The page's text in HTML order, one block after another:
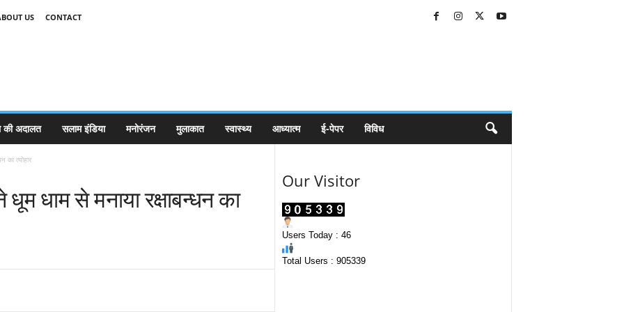
US
CONTACT
की अदालत सलाम इंडिया मनोरंजन मुलाकात स्वास्थ्य आध्यात्म ई-पेपर विविध
का त्योहार
धाम से मनाया रक्षाबन्धन का
Our Visitor
Users Today : 46
Total Users : 905339